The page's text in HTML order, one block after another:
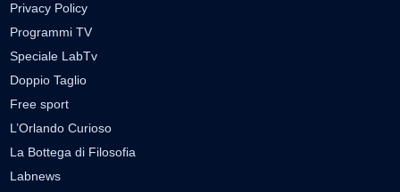
Privacy Policy
Programmi TV
Speciale LabTv
Doppio Taglio
Free sport
L’Orlando Curioso
La Bottega di Filosofia
Labnews